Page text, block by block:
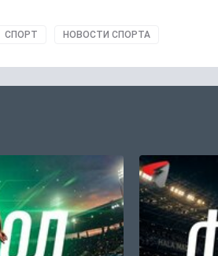
СПОРТ НОВОСТИ СПОРТА